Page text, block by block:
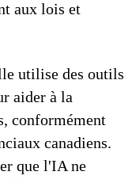
aux lois et
utilise des outils
aider à la
conformément
canadiens.
que l'IA ne